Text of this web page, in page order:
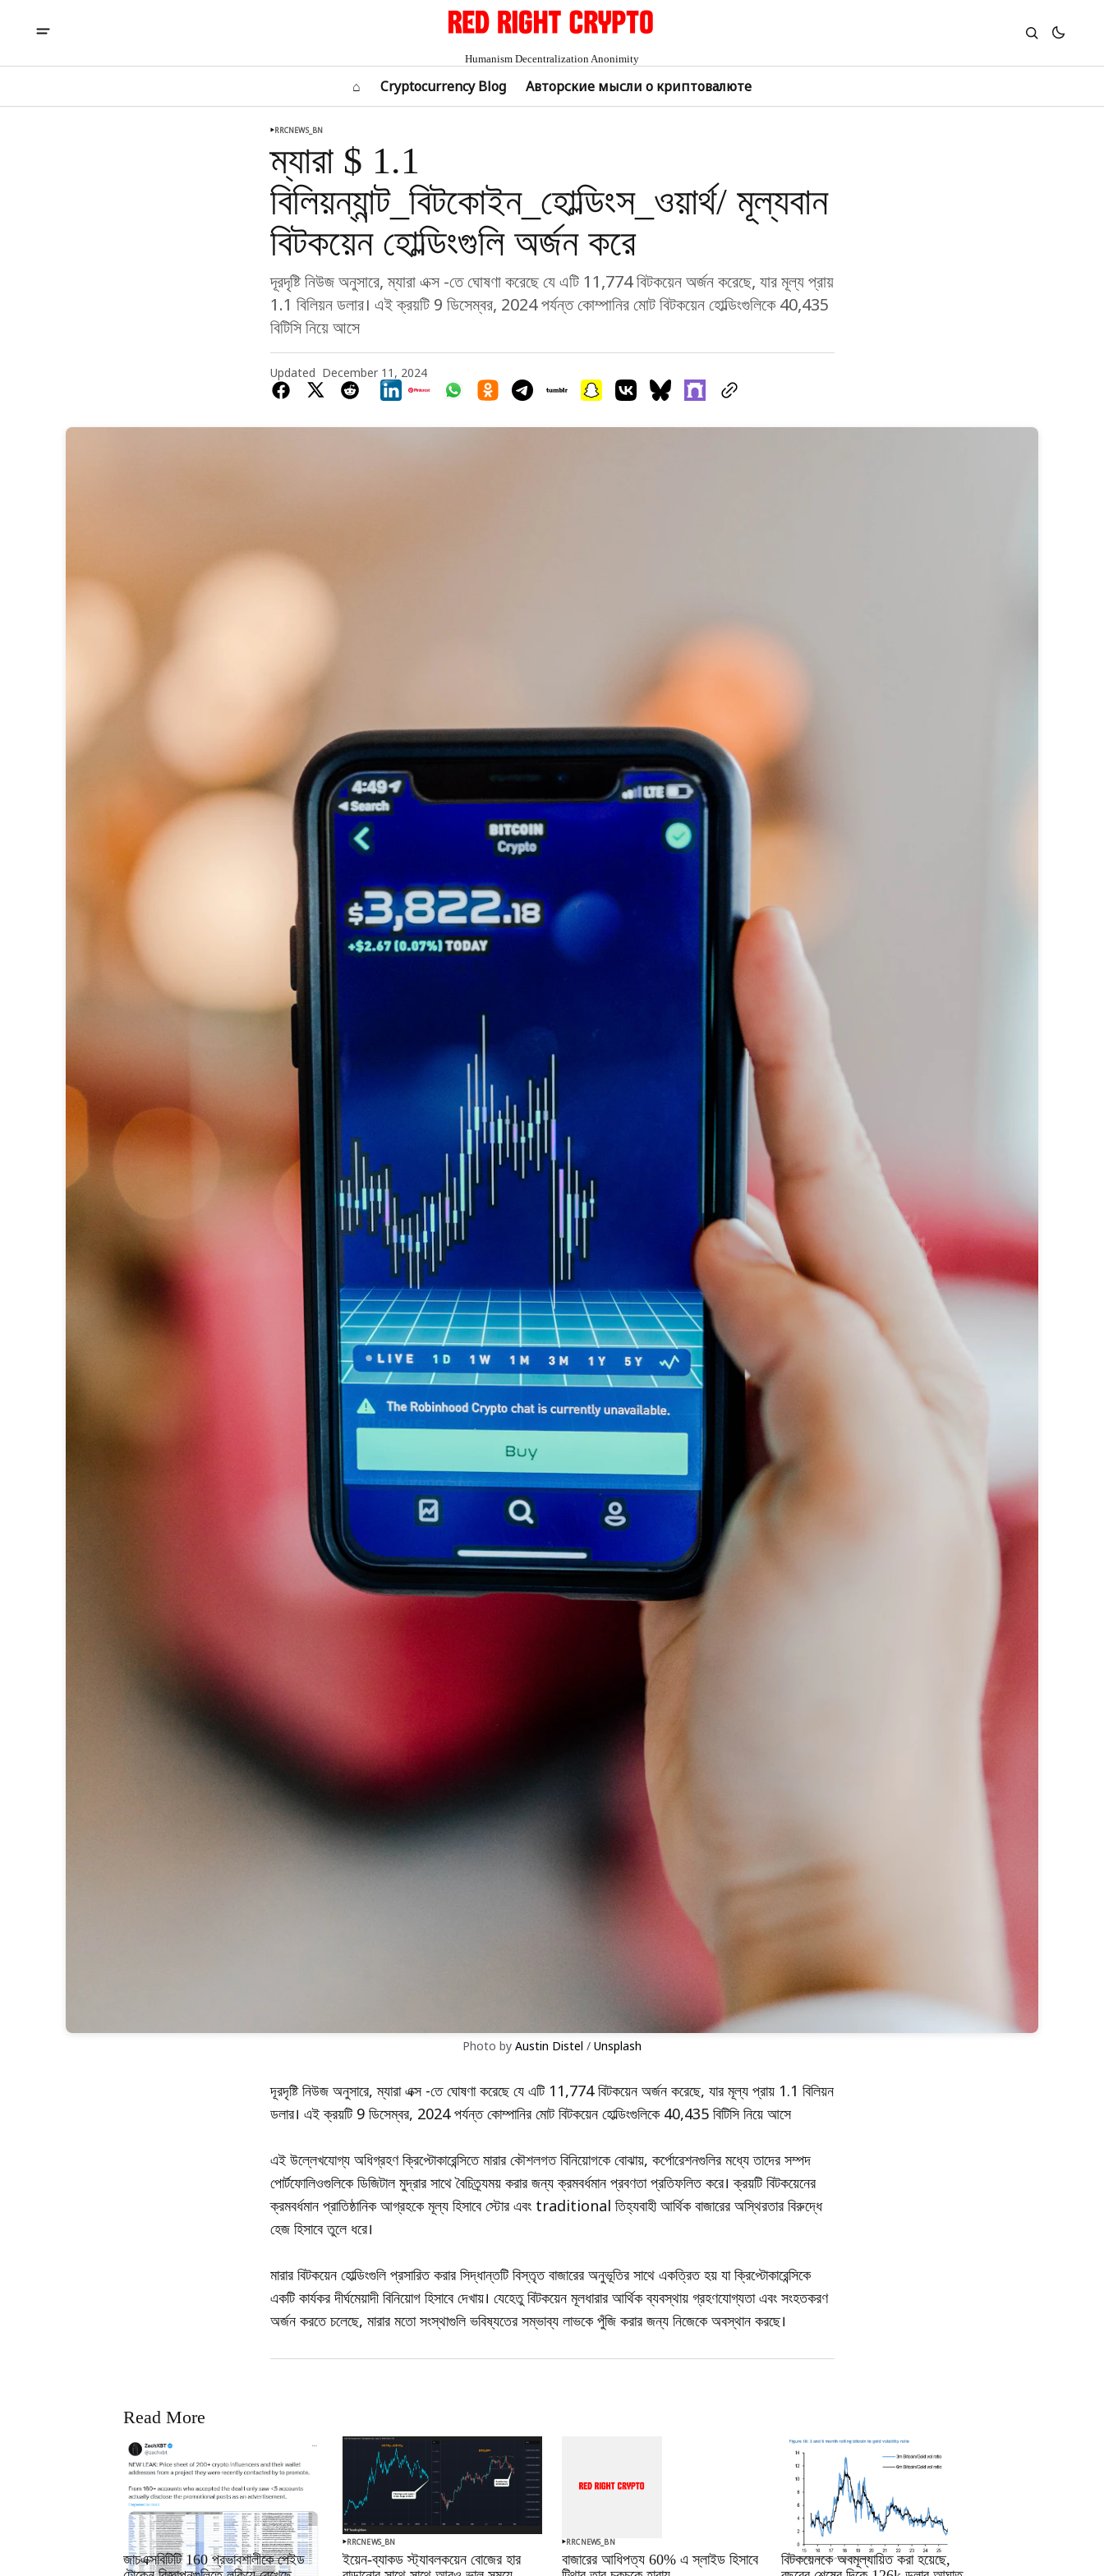
Humanism Decentralization Anonimity
⌂ Cryptocurrency Blog Авторские мысли о криптовалюте
RRCNEWS_BN
ম্যারা $ 1.1
বিলিয়ন্যান্ট_বিটকোইন_হোল্ডিংস_ওয়ার্থ/ মূল্যবান
বিটকয়েন হোল্ডিংগুলি অর্জন করে
দূরদৃষ্টি নিউজ অনুসারে, ম্যারা এক্স -তে ঘোষণা করেছে যে এটি 11,774 বিটকয়েন অর্জন করেছে, যার মূল্য প্রায়
1.1 বিলিয়ন ডলার। এই ক্রয়টি 9 ডিসেম্বর, 2024 পর্যন্ত কোম্পানির মোট বিটকয়েন হোল্ডিংগুলিকে 40,435
বিটিসি নিয়ে আসে
Updated December 11, 2024
Photo by Austin Distel / Unsplash
দূরদৃষ্টি নিউজ অনুসারে, ম্যারা এক্স -তে ঘোষণা করেছে যে এটি 11,774 বিটকয়েন অর্জন করেছে, যার মূল্য প্রায় 1.1 বিলিয়ন
ডলার। এই ক্রয়টি 9 ডিসেম্বর, 2024 পর্যন্ত কোম্পানির মোট বিটকয়েন হোল্ডিংগুলিকে 40,435 বিটিসি নিয়ে আসে
এই উল্লেখযোগ্য অধিগ্রহণ ক্রিপ্টোকারেন্সিতে মারার কৌশলগত বিনিয়োগকে বোঝায়, কর্পোরেশনগুলির মধ্যে তাদের সম্পদ
পোর্টফোলিওগুলিকে ডিজিটাল মুদ্রার সাথে বৈচিত্র্যময় করার জন্য ক্রমবর্ধমান প্রবণতা প্রতিফলিত করে। ক্রয়টি বিটকয়েনের
ক্রমবর্ধমান প্রাতিষ্ঠানিক আগ্রহকে মূল্য হিসাবে স্টোর এবং traditional তিহ্যবাহী আর্থিক বাজারের অস্থিরতার বিরুদ্ধে
হেজ হিসাবে তুলে ধরে।
মারার বিটকয়েন হোল্ডিংগুলি প্রসারিত করার সিদ্ধান্তটি বিস্তৃত বাজারের অনুভূতির সাথে একত্রিত হয় যা ক্রিপ্টোকারেন্সিকে
একটি কার্যকর দীর্ঘমেয়াদী বিনিয়োগ হিসাবে দেখায়। যেহেতু বিটকয়েন মূলধারার আর্থিক ব্যবস্থায় গ্রহণযোগ্যতা এবং সংহতকরণ
অর্জন করতে চলেছে, মারার মতো সংস্থাগুলি ভবিষ্যতের সম্ভাব্য লাভকে পুঁজি করার জন্য নিজেকে অবস্থান করছে।
Read More
RRCNEWS_BN
জাচএক্সবিটিটি 160 প্রভাবশালীকে পেইড
RRCNEWS_BN
ইয়েন-ব্যাকড স্ট্যাবলকয়েন বোজের হার
RRCNEWS_BN
বাজারের আধিপত্য 60% এ স্লাইড হিসাবে
RRCNEWS_BN
বিটকয়েনকে অবমূল্যায়িত করা হয়েছে,